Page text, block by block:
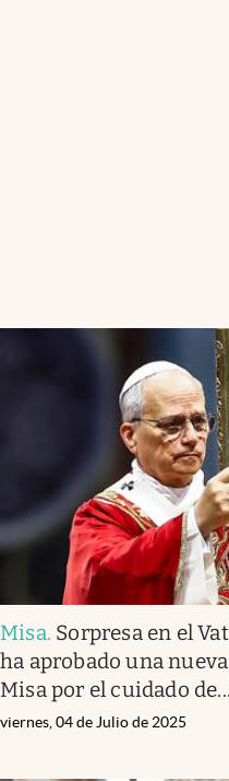
Misa. Sorpresa en el
ha aprobado una
Misa por el cuidado
viernes, 04 de Julio de 2025